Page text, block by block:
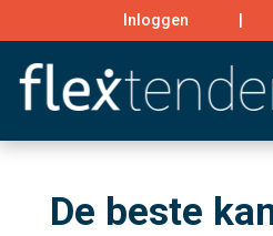
Inloggen
De beste